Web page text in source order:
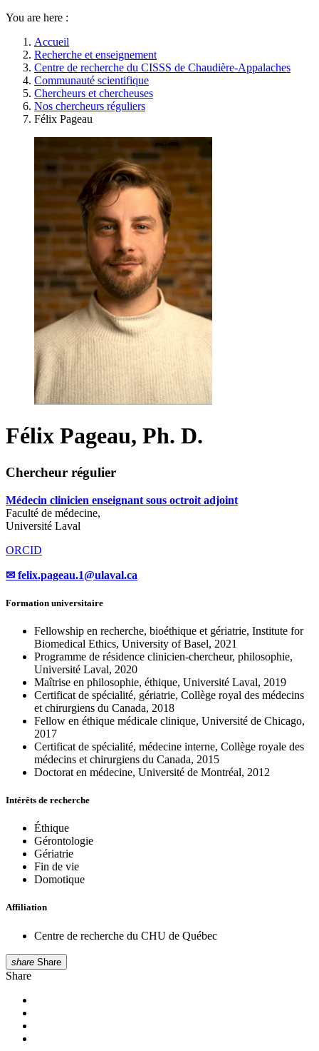
You are here :
Accueil
Recherche et enseignement
Centre de recherche du CISSS de Chaudière-Appalaches
Communauté scientifique
Chercheurs et chercheuses
Nos chercheurs réguliers
Félix Pageau
Félix Pageau, Ph. D.
Chercheur régulier
Médecin clinicien enseignant sous octroit adjoint
Faculté de médecine,
Université Laval
ORCID
✉ felix.pageau.1@ulaval.ca
Formation universitaire
Fellowship en recherche, bioéthique et gériatrie, Institute for
Biomedical Ethics, University of Basel, 2021
Programme de résidence clinicien-chercheur, philosophie,
Université Laval, 2020
Maîtrise en philosophie, éthique, Université Laval, 2019
Certificat de spécialité, gériatrie, Collège royal des médecins
et chirurgiens du Canada, 2018
Fellow en éthique médicale clinique, Université de Chicago,
2017
Certificat de spécialité, médecine interne, Collège royale des
médecins et chirurgiens du Canada, 2015
Doctorat en médecine, Université de Montréal, 2012
Intérêts de recherche
Éthique
Gérontologie
Gériatrie
Fin de vie
Domotique
Affiliation
Centre de recherche du CHU de Québec
share Share
Share